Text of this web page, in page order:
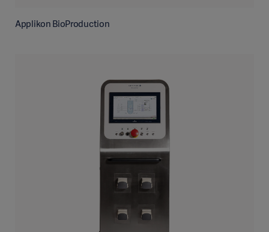
Applikon BioProduction